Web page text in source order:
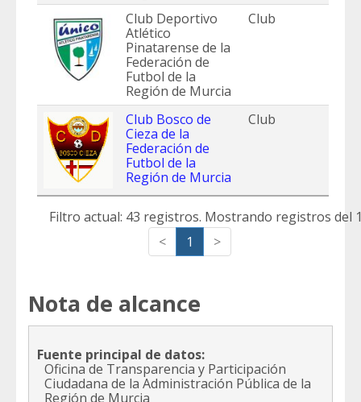
Club Deportivo
Atlético
Pinatarense de la
Federación de
Futbol de la
Región de Murcia
Club
Club Bosco de
Cieza de la
Federación de
Futbol de la
Región de Murcia
Club
Filtro actual: 43 registros. Mostrando registros del
<
1 >
Nota de alcance
Fuente principal de datos:
Oficina de Transparencia y Participación
Ciudadana de la Administración Pública de la
Región de Murcia